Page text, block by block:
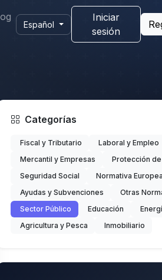
Español
Iniciar
sesión
Categorías
Fiscal y Tributario
Laboral y Empleo
Mercantil y Empresas
Protección
Seguridad Social
Normativa Europea
Ayudas y Subvenciones
Otras
Sector Público
Educación
Agricultura y Pesca
Inmobiliario